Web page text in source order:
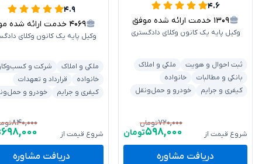
۴.۶
۱۳۰۹ خدمت ارائه شده موفق
وکیل پایه یک کانون وکلای دادگستری
ثبت احوال و هویت
ملکی و املاک
بانکی و مطالبات
خانواده
کیفری و جرایم
خودرو و حمل‌ونقل
شروع قیمت از
۷۲۰,۰۰۰تومان
۵۹۸,۰۰۰تومان
دریافت مشاوره
۴.۹
۴۰۶۹ خدمت ارائه شده موفق
وکیل پایه یک کانون وکلای
ملکی و املاک
شرکت و
خانواده
قرارداد و تعهدات
کیفری و جرایم
خودرو و
شروع قیمت از
۸۴۰,۰۰۰
۶۹۸,۰۰۰
دریافت مشاوره